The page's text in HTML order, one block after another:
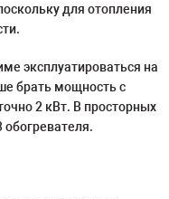
для отопления
эксплуатироваться на
брать мощность с
2 кВт. В просторных